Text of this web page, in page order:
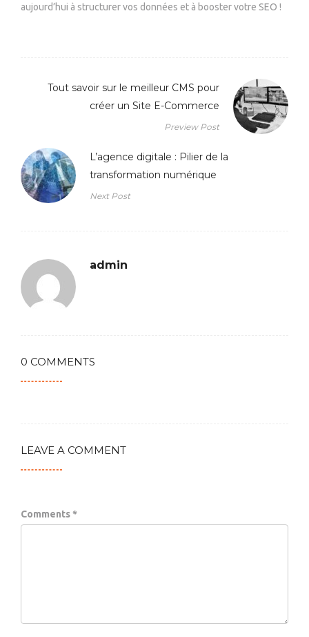
aujourd’hui à structurer vos données et à booster votre SEO !
Tout savoir sur le meilleur CMS pour
créer un Site E-Commerce
Preview Post
L’agence digitale : Pilier de la
transformation numérique
Next Post
admin
0 COMMENTS
LEAVE A COMMENT
Comments *